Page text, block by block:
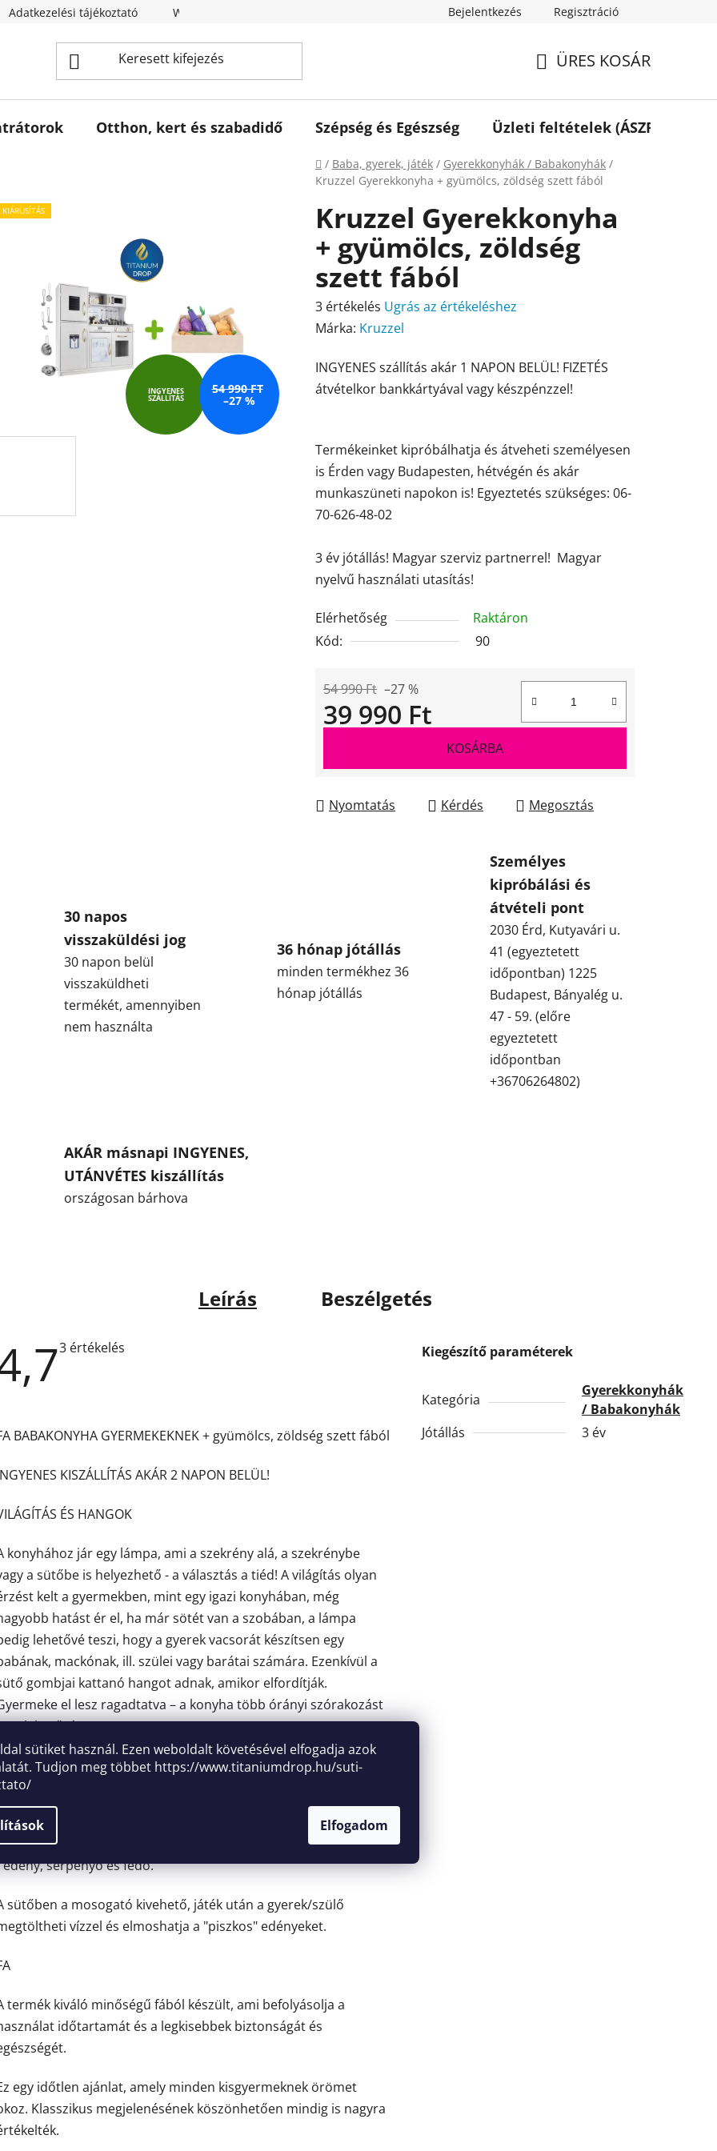
sütiket használ. Ezen weboldalt követésével elfogadja azok
Tudjon meg többet https://www.titaniumdrop.hu/suti-
Elfogadom
Adatkezelési tájékoztató Webáruház értékelése Bejelentkezés Regisztráció
ÜRES KOSÁR
Otthon, kert és szabadidő Szépség és Egészség Üzleti feltételek (ÁSZF)
Kezdőlap
/ Baba, gyerek, játék / Gyerekkonyhák / Babakonyhák /
Kruzzel Gyerekkonyha + gyümölcs, zöldség szett fából
Kruzzel Gyerekkonyha
+ gyümölcs, zöldség
szett fából
A
termék
értékelése
5-
csillag.
3 értékelés Ugrás az értékeléshez
Márka: Kruzzel
INGYENES szállítás akár 1 NAPON BELÜL! FIZETÉS
átvételkor bankkártyával vagy készpénzzel!
Termékeinket kipróbálhatja és átveheti személyesen
is Érden vagy Budapesten, hétvégén és akár
munkaszüneti napokon is! Egyeztetés szükséges: 06-
70-626-48-02
3 év jótállás! Magyar szerviz partnerrel! Magyar
nyelvű használati utasítás!
Elérhetőség
Raktáron
Kód:
90
54 990 Ft –27 %
39 990 Ft
KOSÁRBA
Nyomtatás Kérdés Megosztás
KIÁRUSÍTÁS
INGYENES
SZÁLLÍTÁS
54 990 FT
–27 %
30 napos
visszaküldési jog
30 napon belül
visszaküldheti
termékét, amennyiben
nem használta
36 hónap jótállás
minden termékhez 36
hónap jótállás
Személyes
kipróbálási és
átvételi pont
2030 Érd, Kutyavári u.
41 (egyeztetett
időpontban) 1225
Budapest, Bányalég u.
47 - 59. (előre
egyeztetett
időpontban
+36706264802)
AKÁR másnapi INGYENES,
UTÁNVÉTES kiszállítás
országosan bárhova
Leírás Beszélgetés
A
csillag.
3 értékelés
BABAKONYHA GYERMEKEKNEK + gyümölcs, zöldség szett fából
KISZÁLLÍTÁS AKÁR 2 NAPON BELÜL!
ÉS HANGOK
konyhához jár egy lámpa, ami a szekrény alá, a szekrénybe
a sütőbe is helyezhető - a választás a tiéd! A világítás olyan
kelt a gyermekben, mint egy igazi konyhában, még
hatást ér el, ha már sötét van a szobában, a lámpa
lehetővé teszi, hogy a gyerek vacsorát készítsen egy
mackónak, ill. szülei vagy barátai számára. Ezenkívül a
gombjai kattanó hangot adnak, amikor elfordítják.
el lesz ragadtatva – a konyha több órányi szórakozást
lehetővé.
KIEGÉSZÍTŐK A KONYHA SÉFÉNEK
készlet tartalma:
merőkanál, spagetti kanál, lyukas kanál és tésztakanál
edény, serpenyő és fedő.
sütőben a mosogató kivehető, játék után a gyerek/szülő
vízzel és elmoshatja a "piszkos" edényeket.
termék kiváló minőségű fából készült, ami befolyásolja a
időtartamát és a legkisebbek biztonságát és
egy időtlen ajánlat, amely minden kisgyermeknek örömet
Klasszikus megjelenésének köszönhetően mindig is nagyra
Kiegészítő paraméterek
Kategória
Gyerekkonyhák
/ Babakonyhák
Jótállás
3 év